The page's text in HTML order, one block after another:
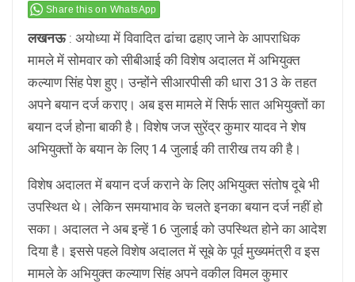
Share this on WhatsApp
लखनऊ: अयोध्या में विवादित ढांचा ढहाए जाने के आपराधिक
मामले में सोमवार को सीबीआई की विशेष अदालत में अभियुक्त
कल्याण सिंह पेश हुए। उन्होंने सीआरपीसी की धारा 313 के तहत
अपने बयान दर्ज कराए। अब इस मामले में सिर्फ सात अभियुक्तों का
बयान दर्ज होना बाकी है। विशेष जज सुरेंद्र कुमार यादव ने शेष
अभियुक्तों के बयान के लिए 14 जुलाई की तारीख तय की है।
विशेष अदालत में बयान दर्ज कराने के लिए अभियुक्त संतोष दूबे भी
उपस्थित थे। लेकिन समयाभाव के चलते इनका बयान दर्ज नहीं हो
सका। अदालत ने अब इन्हें 16 जुलाई को उपस्थित होने का आदेश
दिया है। इससे पहले विशेष अदालत में सूबे के पूर्व मुख्यमंत्री व इस
मामले के अभियुक्त कल्याण सिंह अपने वकील विमल कुमार